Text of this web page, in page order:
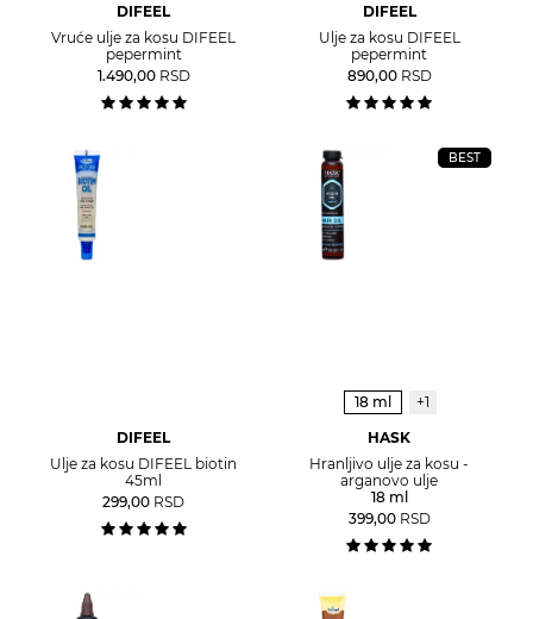
DIFEEL
Vruće ulje za kosu DIFEEL
pepermint
1.490,00 RSD
DIFEEL
Ulje za kosu DIFEEL
pepermint
890,00 RSD
DIFEEL
Ulje za kosu DIFEEL biotin
45ml
299,00 RSD
BEST
18 ml
+1
HASK
Hranljivo ulje za kosu -
arganovo ulje
18 ml
399,00 RSD